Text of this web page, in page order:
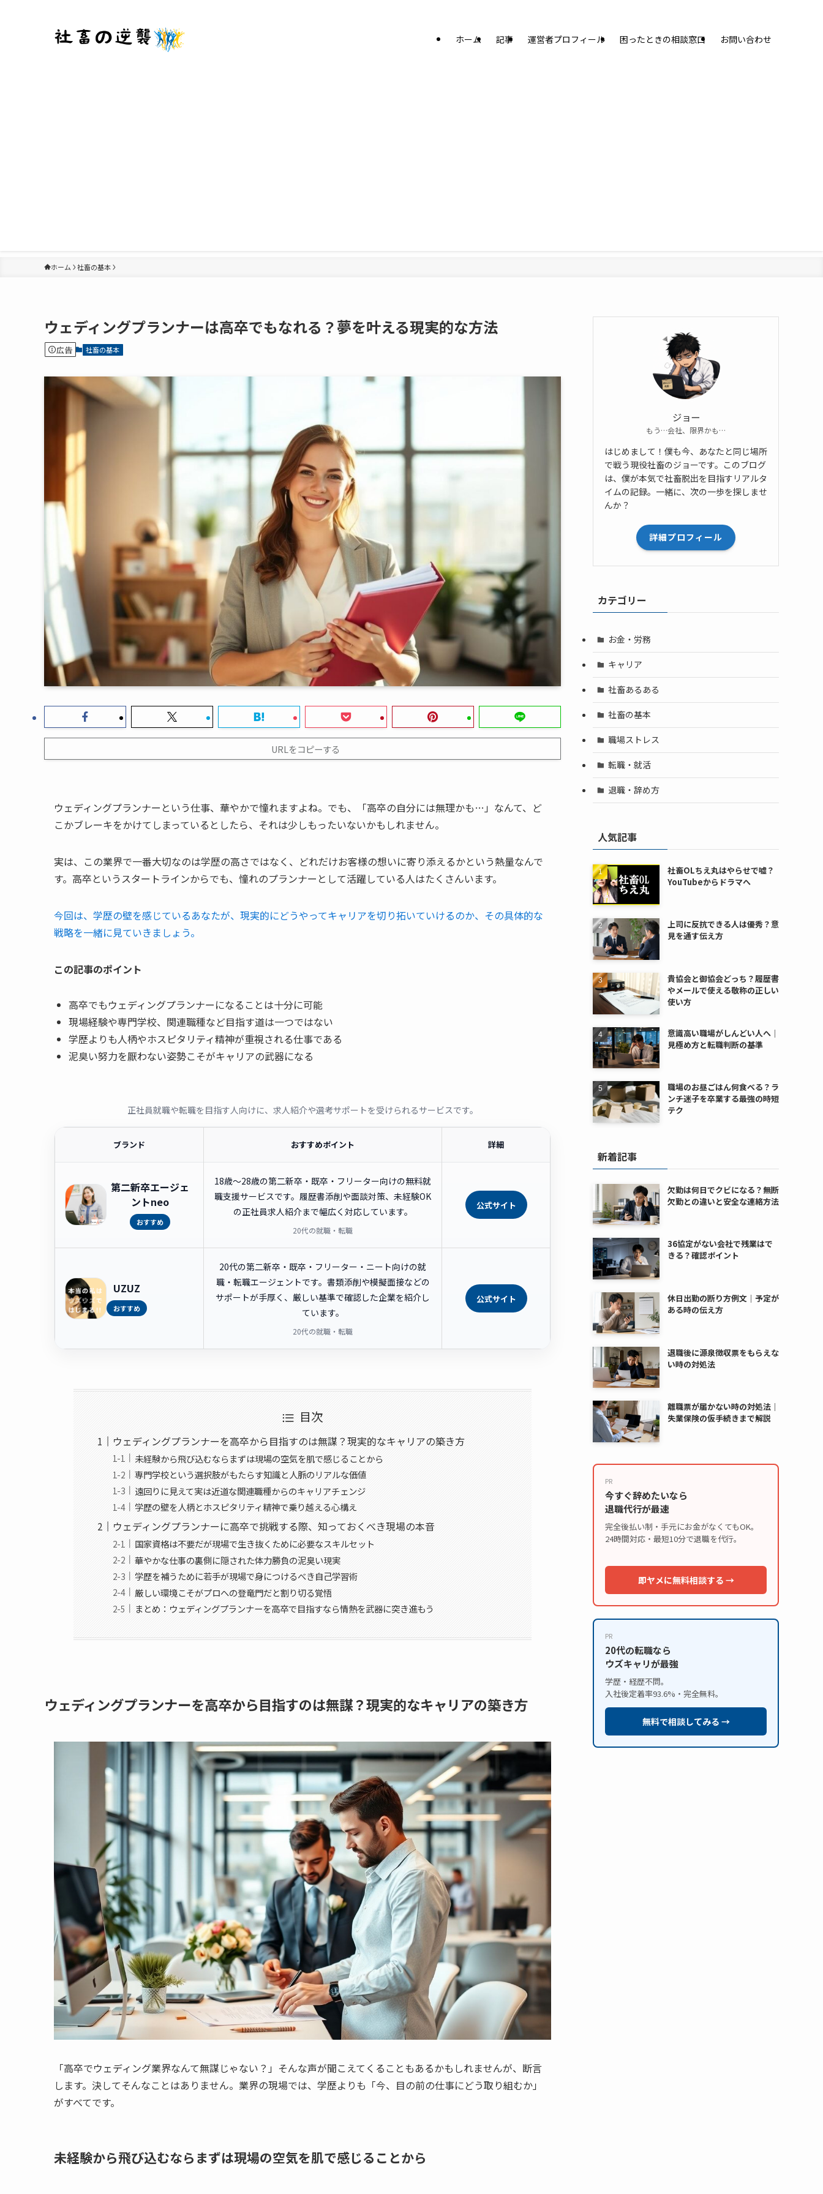
ホーム 記事 運営者プロフィール 困ったときの相談窓口 お問い合わせ
ホーム 社畜の基本
ウェディングプランナーは高卒でもなれる？夢を叶える現実的な方法
広告 社畜の基本
URLをコピーする
ウェディングプランナーという仕事、華やかで憧れますよね。でも、「高卒の自分には無理かも…」なんて、ど
こかブレーキをかけてしまっているとしたら、それは少しもったいないかもしれません。
実は、この業界で一番大切なのは学歴の高さではなく、どれだけお客様の想いに寄り添えるかという熱量なんで
す。高卒というスタートラインからでも、憧れのプランナーとして活躍している人はたくさんいます。
今回は、学歴の壁を感じているあなたが、現実的にどうやってキャリアを切り拓いていけるのか、その具体的な
戦略を一緒に見ていきましょう。
この記事のポイント
高卒でもウェディングプランナーになることは十分に可能
現場経験や専門学校、関連職種など目指す道は一つではない
学歴よりも人柄やホスピタリティ精神が重視される仕事である
泥臭い努力を厭わない姿勢こそがキャリアの武器になる
正社員就職や転職を目指す人向けに、求人紹介や選考サポートを受けられるサービスです。
ブランド おすすめポイント 詳細
第二新卒エージェ
ントneo
おすすめ
18歳〜28歳の第二新卒・既卒・フリーター向けの無料就
職支援サービスです。履歴書添削や面談対策、未経験OK
の正社員求人紹介まで幅広く対応しています。
20代の就職・転職
公式サイト
UZUZ
おすすめ
20代の第二新卒・既卒・フリーター・ニート向けの就
職・転職エージェントです。書類添削や模擬面接などの
サポートが手厚く、厳しい基準で確認した企業を紹介し
ています。
20代の就職・転職
公式サイト
目次
ウェディングプランナーを高卒から目指すのは無謀？現実的なキャリアの築き方
未経験から飛び込むならまずは現場の空気を肌で感じることから
専門学校という選択肢がもたらす知識と人脈のリアルな価値
遠回りに見えて実は近道な関連職種からのキャリアチェンジ
学歴の壁を人柄とホスピタリティ精神で乗り越える心構え
ウェディングプランナーに高卒で挑戦する際、知っておくべき現場の本音
国家資格は不要だが現場で生き抜くために必要なスキルセット
華やかな仕事の裏側に隠された体力勝負の泥臭い現実
学歴を補うために若手が現場で身につけるべき自己学習術
厳しい環境こそがプロへの登竜門だと割り切る覚悟
まとめ：ウェディングプランナーを高卒で目指すなら情熱を武器に突き進もう
ウェディングプランナーを高卒から目指すのは無謀？現実的なキャリアの築き方
「高卒でウェディング業界なんて無謀じゃない？」そんな声が聞こえてくることもあるかもしれませんが、断言
します。決してそんなことはありません。業界の現場では、学歴よりも「今、目の前の仕事にどう取り組むか」
がすべてです。
未経験から飛び込むならまずは現場の空気を肌で感じることから
ジョー
もう…会社、限界かも…
はじめまして！僕も今、あなたと同じ場所
で戦う現役社畜のジョーです。このブログ
は、僕が本気で社畜脱出を目指すリアルタ
イムの記録。一緒に、次の一歩を探しませ
んか？
詳細プロフィール
カテゴリー
お金・労務
キャリア
社畜あるある
社畜の基本
職場ストレス
転職・就活
退職・辞め方
人気記事
社畜OLちえ丸はやらせで嘘？
YouTubeからドラマへ
上司に反抗できる人は優秀？意
見を通す伝え方
貴協会と御協会どっち？履歴書
やメールで使える敬称の正しい
使い方
意識高い職場がしんどい人へ｜
見極め方と転職判断の基準
職場のお昼ごはん何食べる？ラ
ンチ迷子を卒業する最強の時短
テク
新着記事
欠勤は何日でクビになる？無断
欠勤との違いと安全な連絡方法
36協定がない会社で残業はで
きる？確認ポイント
休日出勤の断り方例文｜予定が
ある時の伝え方
退職後に源泉徴収票をもらえな
い時の対処法
離職票が届かない時の対処法｜
失業保険の仮手続きまで解説
PR
今すぐ辞めたいなら
退職代行が最速
完全後払い制・手元にお金がなくてもOK。
24時間対応・最短10分で退職を代行。
即ヤメに無料相談する →
PR
20代の転職なら
ウズキャリが最強
学歴・経歴不問。
入社後定着率93.6%・完全無料。
無料で相談してみる →